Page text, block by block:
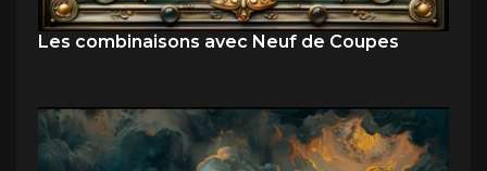
Les combinaisons avec Neuf de Coupes